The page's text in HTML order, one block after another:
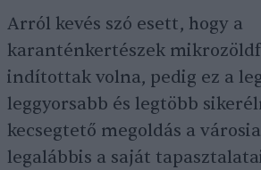
Arról kevés szó esett, hogy a
karanténkertészek
indítottak volna, pedig ez a
leggyorsabb és legtöbb
kecsegtető megoldás a
legalábbis a saját